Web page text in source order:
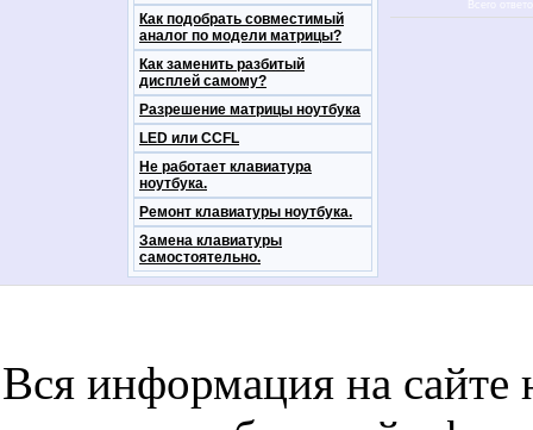
Как подобрать совместимый
аналог по модели матрицы?
Как заменить разбитый
дисплей самому?
Разрешение матрицы ноутбука
LED или CCFL
Не работает клавиатура
ноутбука.
Ремонт клавиатуры ноутбука.
Замена клавиатуры
самостоятельно.
Вся информация на сайте